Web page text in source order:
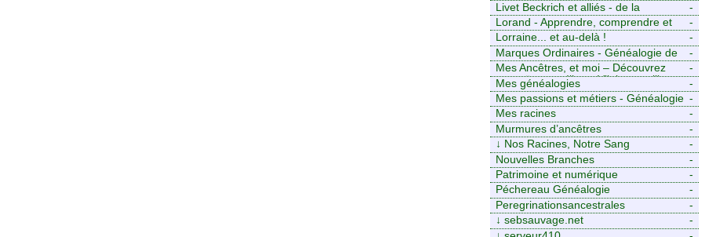
-
Livet Beckrich et alliés - de la
généalogie à l’écriture.
-
Lorand - Apprendre, comprendre et
transmettre pour exister. (Descartes)
-
Lorraine... et au-delà !
-
Marques Ordinaires - Généalogie de
Moselle et d’ailleurs
-
Mes Ancêtres, et moi – Découvrez
mes aïeux en Ille-et-Vilaine et ailleurs
-
Mes généalogies
-
Mes passions et métiers - Généalogie
et Tir à l’Arc
-
Mes racines
-
Murmures d’ancêtres
-
↓ Nos Racines, Notre Sang
-
Nouvelles Branches
-
Patrimoine et numérique
-
Péchereau Généalogie
-
Peregrinationsancestrales
-
↓ sebsauvage.net